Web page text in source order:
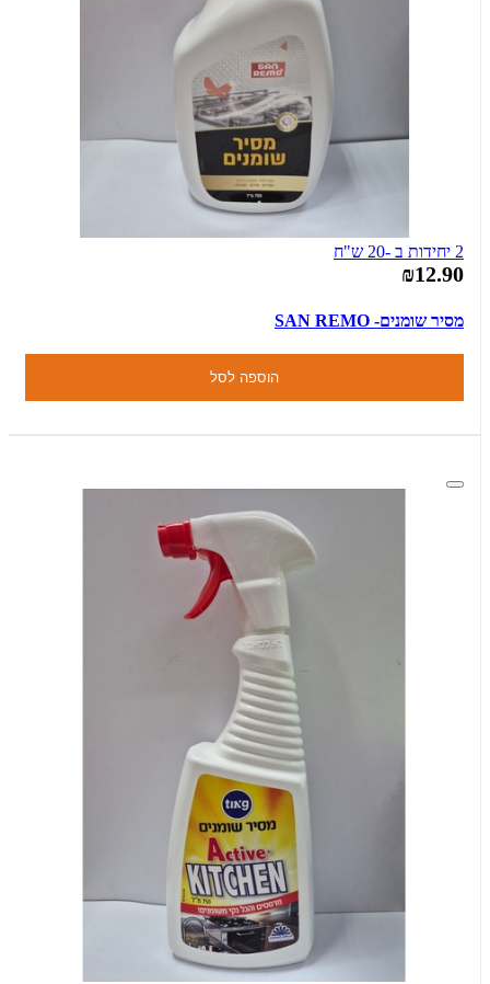
2 יחידות ב -20 ש"ח
₪12.90
מסיר שומנים- SAN REMO
הוספה לסל